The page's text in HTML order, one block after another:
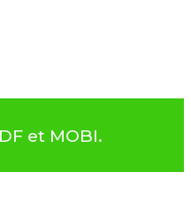
et MOBI.